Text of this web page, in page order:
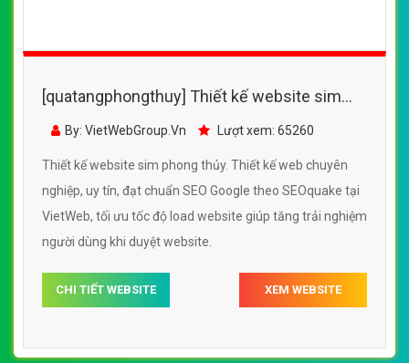
[quatangphongthuy] Thiết kế website sim
phong thủy đẹp, chuyên nghiệp chuẩn SEO
By: VietWebGroup.Vn Lượt xem: 65260
Thiết kế website sim phong thủy. Thiết kế web chuyên
nghiệp, uy tín, đạt chuẩn SEO Google theo SEOquake tại
VietWeb, tối ưu tốc độ load website giúp tăng trải nghiệm
người dùng khi duyệt website.
CHI TIẾT WEBSITE XEM WEBSITE